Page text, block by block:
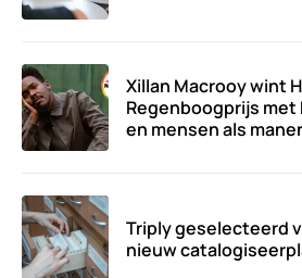
Xillan Macrooy wint
Regenboogprijs met
en mensen als
Triply geselecteerd
nieuw